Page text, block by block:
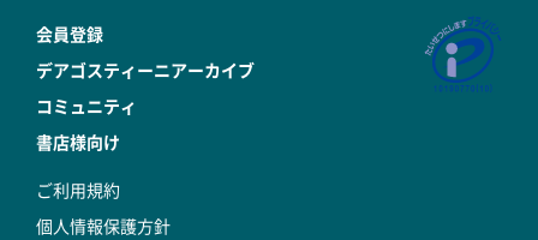
会員登録
デアゴスティーニアーカイブ
コミュニティ
書店様向け
ご利用規約
個人情報保護方針